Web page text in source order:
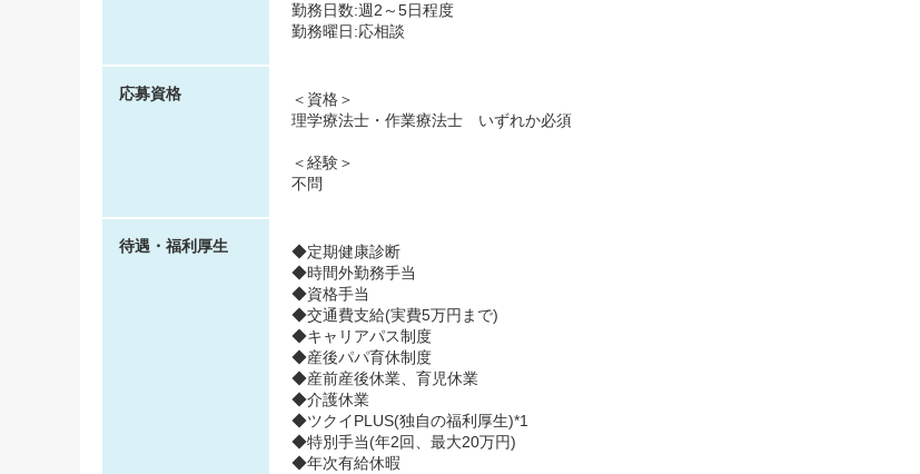
勤務日数:週2～5日程度
勤務曜日:応相談
応募資格
＜資格＞
理学療法士・作業療法士 いずれか必須
＜経験＞
不問
待遇・福利厚生
◆定期健康診断
◆時間外勤務手当
◆資格手当
◆交通費支給(実費5万円まで)
◆キャリアパス制度
◆産後パパ育休制度
◆産前産後休業、育児休業
◆介護休業
◆ツクイPLUS(独自の福利厚生)*1
◆特別手当(年2回、最大20万円)
◆年次有給休暇